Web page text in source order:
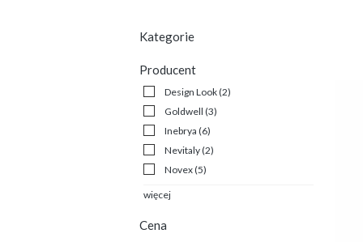
Kategorie
Producent
Design Look(2)
Goldwell (3)
Inebrya (6)
Nevitaly(2)
Novex(5)
więcej
Cena